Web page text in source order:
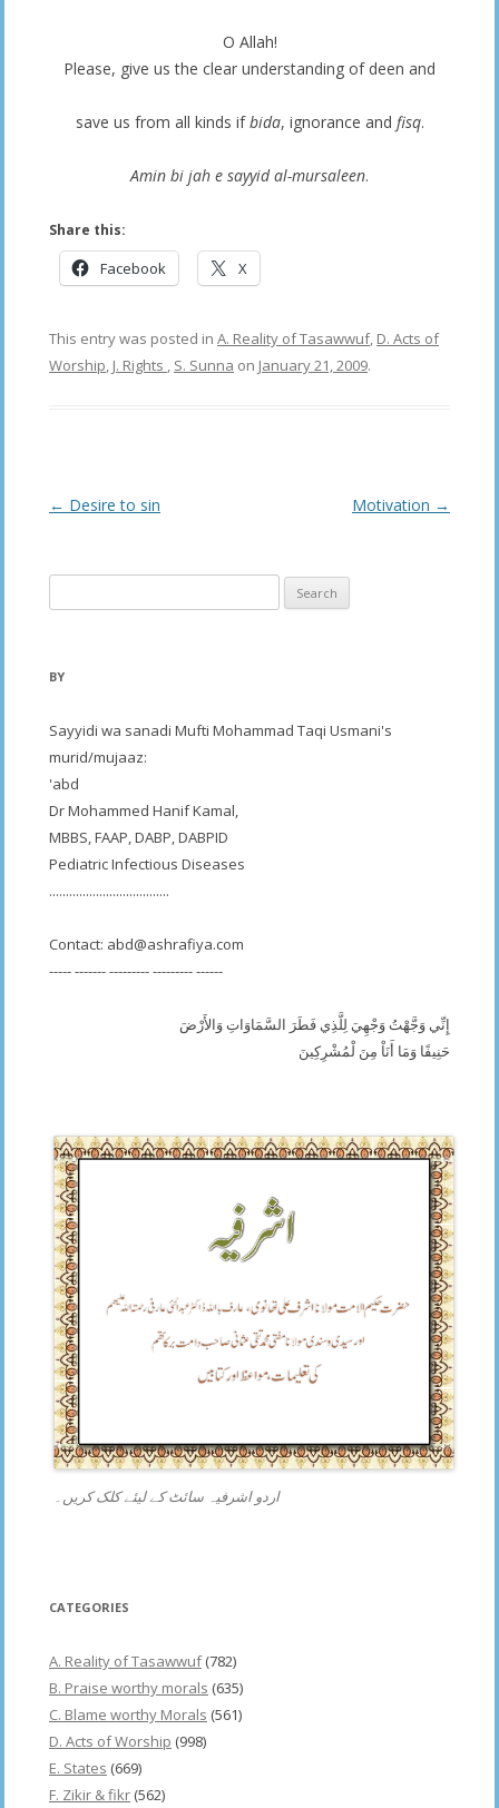
O Allah!
Please, give us the clear understanding of deen and
save us from all kinds ifbida, ignorance and fisq.
Amin bi jah e sayyid al-mursaleen.
Share this:
Facebook X
This entry was posted in A. Reality of Tasawwuf, D. Acts of
Worship, J. Rights , S. Sunna on January 21, 2009.
Post
← Desire to sin Motivation →
for:
BY
Sayyidi wa sanadi Mufti Mohammad Taqi Usmani's
murid/mujaaz:
'abd
Dr Mohammed Hanif Kamal,
MBBS, FAAP, DABP, DABPID
Pediatric Infectious Diseases
....................................
Contact: abd@ashrafiya.com
----- ------- --------- --------- ------
إِنِّي وَجَّهْتُ وَجْهِيَ لِلَّذِي فَطَرَ السَّمَاوَاتِ وَالأَرْضَ
حَنِيفًا وَمَا أَنَاْ مِنَ لْمُشْرِكِينَ
اردو اشرفیہ سائٹ کے لیئے کلک کریں۔
CATEGORIES
A. Reality of Tasawwuf(782)
B. Praise worthy morals (635)
C. Blame worthy Morals (561)
D. Acts of Worship (998)
E. States (669)
F. Zikir & fikr (562)